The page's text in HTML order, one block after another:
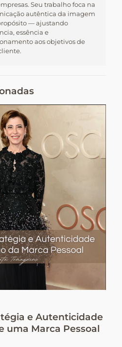
Seu trabalho foca na
autêntica da imagem
— ajustando
essência e
aos objetivos de
e Autenticidade
uma Marca Pessoal